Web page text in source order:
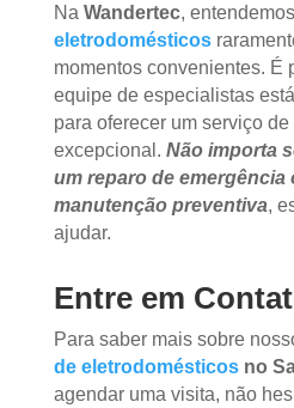
Na Wandertec,
eletrodomésticos
momentos convenientes. É
equipe de especialistas
para oferecer um serviço
excepcional. Não importa
um reparo de emergência
manutenção preventiva,
ajudar.
Entre em
Para saber mais sobre
de eletrodomésticos no
agendar uma visita, não